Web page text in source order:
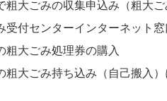
粗大ごみの収集申込み（粗大ご
受付センターインターネット窓
粗大ごみ処理券の購入
粗大ごみ持ち込み（自己搬入